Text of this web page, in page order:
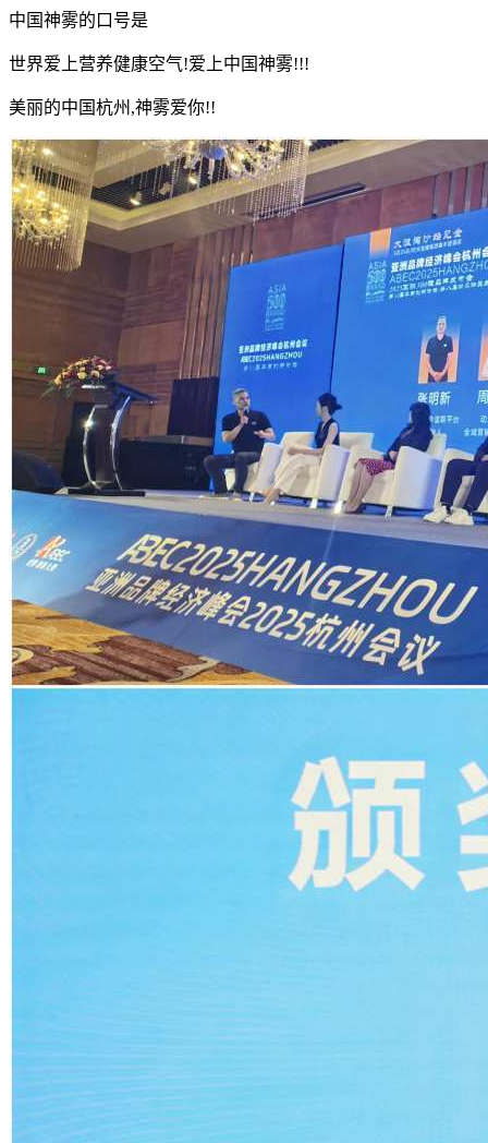
中国神雾的口号是
世界爱上营养健康空气!爱上中国神雾!!!
美丽的中国杭州,神雾爱你!!